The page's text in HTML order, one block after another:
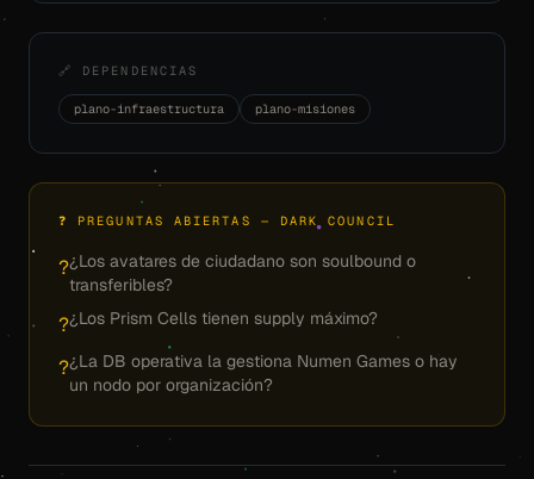
🔗 DEPENDENCIAS
plano-infraestructura plano-misiones
❓ PREGUNTAS ABIERTAS — DARK COUNCIL
?¿Los avatares de ciudadano son soulbound o
transferibles?
?¿Los Prism Cells tienen supply máximo?
?¿La DB operativa la gestiona Numen Games o hay
un nodo por organización?